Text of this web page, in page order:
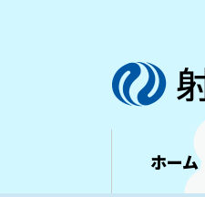
ホーム